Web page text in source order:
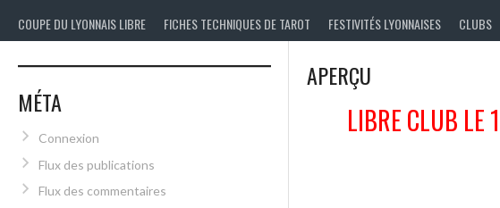
COUPE DU LYONNAIS LIBRE
FICHES TECHNIQUES DE TAROT FESTIVITÉS LYONNAISES CLUBS
APERÇU
LIBRE CLUB
MÉTA
Connexion
Flux des publications
Flux des commentaires